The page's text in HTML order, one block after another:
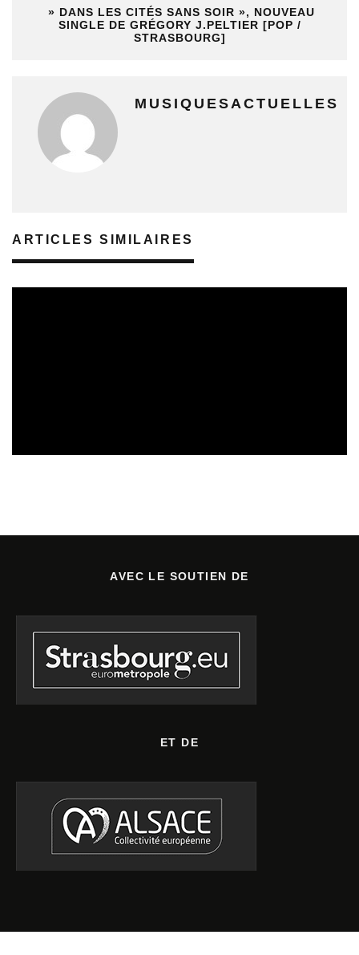
» DANS LES CITÉS SANS SOIR », NOUVEAU
SINGLE DE GRÉGORY J.PELTIER [POP /
STRASBOURG]
MUSIQUESACTUELLES
ARTICLES SIMILAIRES
AVEC LE SOUTIEN DE
ET DE